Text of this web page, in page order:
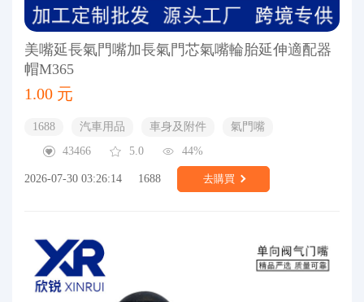
美嘴延長氣門嘴加長氣門芯氣嘴輪胎延伸適配器
帽M365
1.00 元
1688 汽車用品 車身及附件
氣門嘴
43466
5.0 44%
2026-07-30 03:26:14 1688 去購買